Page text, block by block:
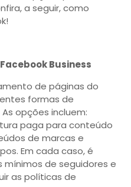
a seguir, como
Business
de páginas do
formas de
opções incluem:
paga para conteúdo
de marcas e
Em cada caso, é
mínimos de seguidores e
as políticas de